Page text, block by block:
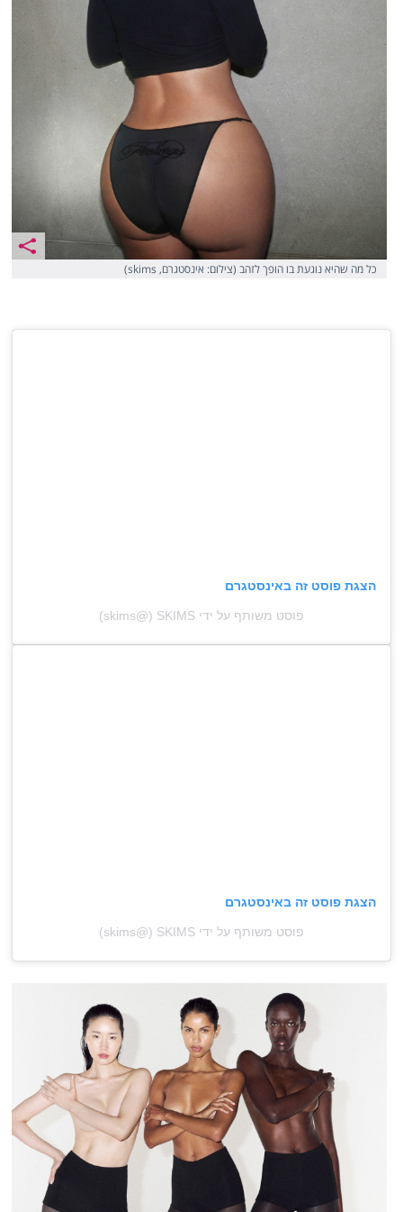
כל מה שהיא נוגעת בו הופך לזהב (צילום: אינסטגרם, skims)
הצגת פוסט זה באינסטגרם
פוסט משותף על ידי ‏‎SKIMS‎‏ (@‏‎skims‎‏)
הצגת פוסט זה באינסטגרם
פוסט משותף על ידי ‏‎SKIMS‎‏ (@‏‎skims‎‏)